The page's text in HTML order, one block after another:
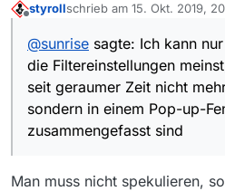
styrollschrieb am 15. Okt. 2019,
zuletzt editiert von styroll
@sunrise sagte: Ich kann
die Filtereinstellungen
seit geraumer Zeit nicht
sondern in einem Pop-up-
zusammengefasst sind
Man muss nicht spekulieren,